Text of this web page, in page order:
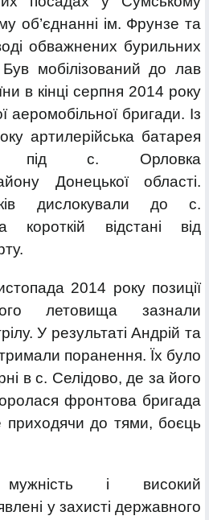
об’єднанні ім. Фрунзе та
обважнених бурильних
мобілізований до лав
в кінці серпня 2014 року
аеромобільної бригади. Із
артилерійська батарея
під с. Орловка
Донецької області.
дислокували до с.
відстані від
2014 року позиції
летовища зазнали
У результаті Андрій та
поранення. Їх було
в с. Селідово, де за його
фронтова бригада
приходячи до тями, боєць
і високий
у захисті державного